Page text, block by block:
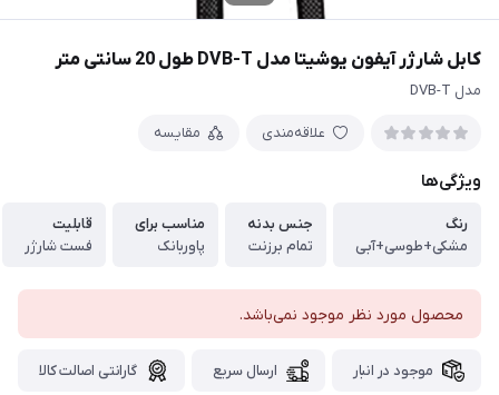
کابل شارژر آیفون یوشیتا مدل DVB-T طول 20 سانتی متر
مدل DVB-T
علاقه‌مندی مقایسه
ویژگی‌ها
رنگ
مشکی+طوسی+آبی
جنس بدنه
تمام برزنت
مناسب برای
پاوربانک
قابلیت
فست شارژر
محصول مورد نظر موجود نمی‌باشد.
موجود در انبار ارسال سریع گارانتی اصالت کالا